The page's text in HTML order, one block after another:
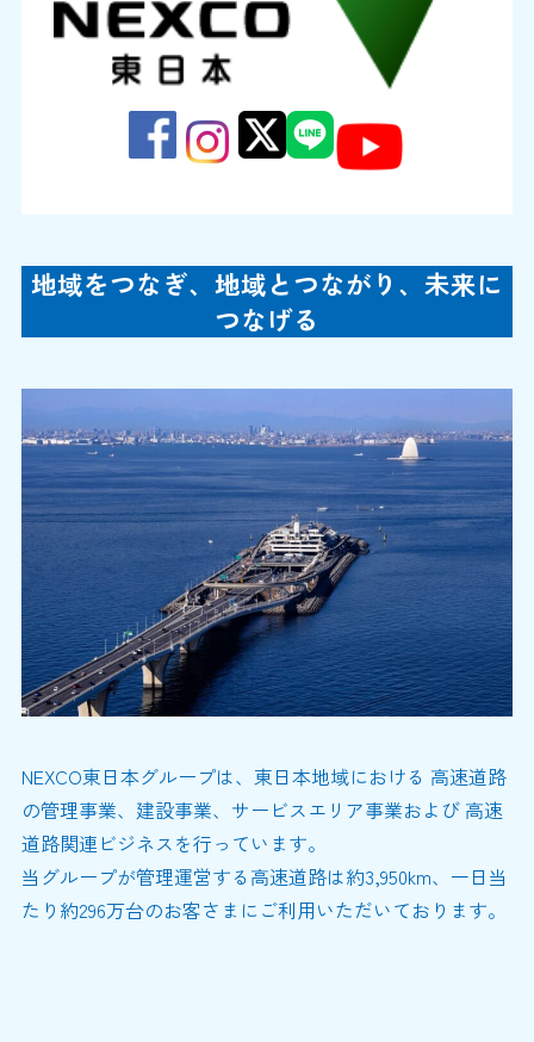
地域をつなぎ、地域とつながり、未来に
つなげる
NEXCO東日本グループは、東日本地域における 高速道路
の管理事業、建設事業、サービスエリア事業および 高速
道路関連ビジネスを行っています。
当グループが管理運営する高速道路は約3,950km、一日当
たり約296万台のお客さまにご利用いただいております。